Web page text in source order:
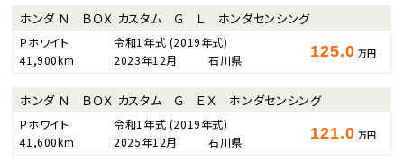
ホンダ Ｎ ＢＯＸ カスタム Ｇ Ｌ ホンダセンシング
Ｐホワイト 令和1年式 (2019年式)
41,900km
2023年12月 石川県 125.0 万円
ホンダ Ｎ ＢＯＸ カスタム Ｇ ＥＸ ホンダセンシング
Ｐホワイト 令和1年式 (2019年式)
41,600km
2025年12月 石川県 121.0 万円